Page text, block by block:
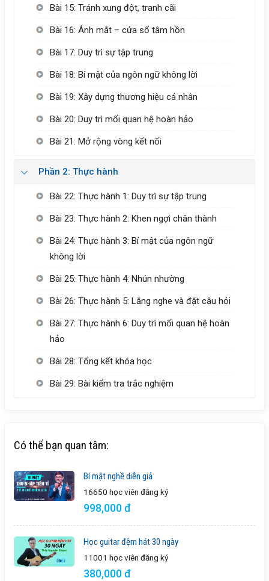
Bài 15: Tránh xung đột, tranh cãi
Bài 16: Ánh mắt – cửa sổ tâm hồn
Bài 17: Duy trì sự tập trung
Bài 18: Bí mật của ngôn ngữ không lời
Bài 19: Xây dựng thương hiệu cá nhân
Bài 20: Duy trì mối quan hệ hoàn hảo
Bài 21: Mở rộng vòng kết nối
Phần 2: Thực hành
Bài 22: Thực hành 1: Duy trì sự tập trung
Bài 23: Thực hành 2: Khen ngợi chân thành
Bài 24: Thực hành 3: Bí mật của ngôn ngữ
không lời
Bài 25: Thực hành 4: Nhún nhường
Bài 26: Thực hành 5: Lắng nghe và đặt câu hỏi
Bài 27: Thực hành 6: Duy trì mối quan hệ hoàn
hảo
Bài 28: Tổng kết khóa học
Bài 29: Bài kiểm tra trắc nghiệm
Có thể bạn quan tâm:
Bí mật nghề diễn giả
16650 học viên đăng ký
998,000 đ
Học guitar đệm hát 30 ngày
11001 học viên đăng ký
380,000 đ